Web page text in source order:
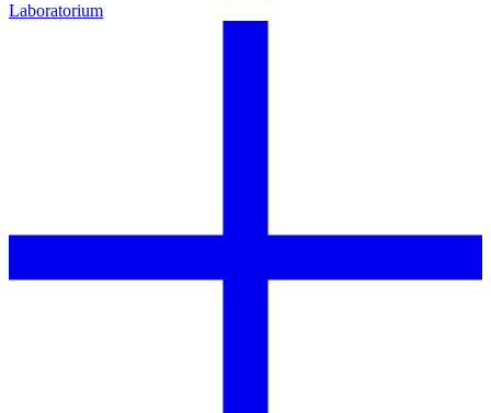
Laboratorium